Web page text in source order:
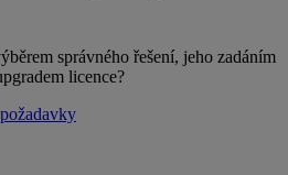
správného řešení, jeho zadáním
licence?